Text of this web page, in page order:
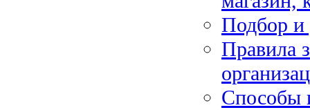
Подбор и
Правила
Способы